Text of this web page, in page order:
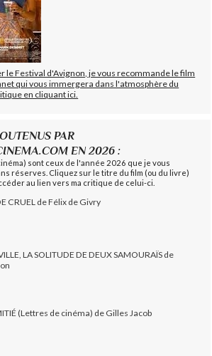
le Festival d'Avignon, je vous recommande le film
qui vous immergera dans l'atmosphère du
en cliquant ici.
PAR
EN 2026 :
sont ceux de l'année 2026 que je vous
réserves. Cliquez sur le titre du film (ou du livre)
au lien vers ma critique de celui-ci.
CRUEL de Félix de Givry
LA SOLITUDE DE DEUX SAMOURAÏS de
(Lettres de cinéma) de Gilles Jacob